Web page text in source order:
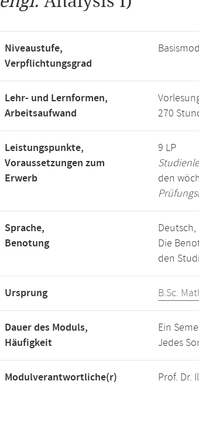
Niveaustufe,
Verpflichtungsgrad
Lehr- und Lernformen,
Arbeitsaufwand
270
Leistungspunkte,
Voraussetzungen zum
Erwerb
9 LP
den
Sprache,
Benotung
Deutsch,
Die
den
Ursprung B.Sc.
Dauer des Moduls,
Häufigkeit
Ein
Jedes
Modulverantwortliche(r) Prof. Dr.